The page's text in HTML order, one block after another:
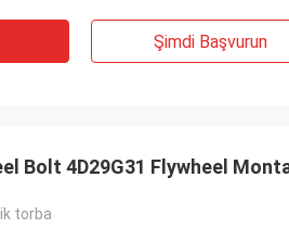
Şimdi Başvurun
Bolt 4D29G31 Flywheel
torba